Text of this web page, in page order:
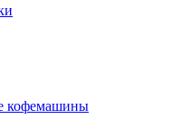
кофемашины